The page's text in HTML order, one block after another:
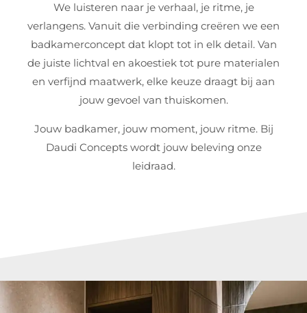
We luisteren naar je verhaal, je ritme, je
verlangens. Vanuit die verbinding creëren we een
badkamerconcept dat klopt tot in elk detail. Van
de juiste lichtval en akoestiek tot pure materialen
en verfijnd maatwerk, elke keuze draagt bij aan
jouw gevoel van thuiskomen.
Jouw badkamer, jouw moment, jouw ritme. Bij
Daudi Concepts wordt jouw beleving onze
leidraad.